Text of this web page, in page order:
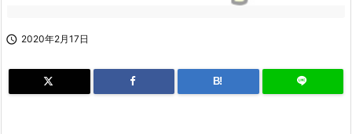
 2020年2月17日
B!